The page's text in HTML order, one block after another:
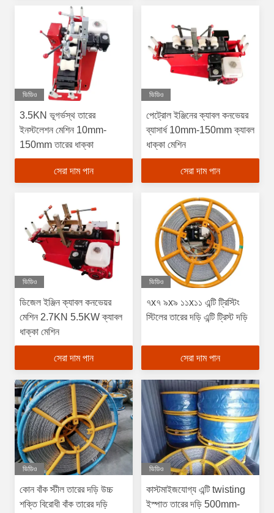
ভিডিও
3.5KN ভূগর্ভস্থ তারের
ইনস্টলেশন মেশিন 10mm-
150mm তারের ধাক্কা
সেরা দাম পান
ভিডিও
পেট্রোল ইঞ্জিনের ক্যাবল কনভেয়র
ব্যাসার্ধ 10mm-150mm ক্যাবল
ধাক্কা মেশিন
সেরা দাম পান
ভিডিও
ডিজেল ইঞ্জিন ক্যাবল কনভেয়র
মেশিন 2.7KN 5.5KW ক্যাবল
ধাক্কা মেশিন
সেরা দাম পান
ভিডিও
৭x৭ ৯x৯ ১১x১১ এন্টি ট্রিস্টিং
স্টিলের তারের দড়ি এন্টি ট্রিস্ট দড়ি
সেরা দাম পান
ভিডিও
কোন বাঁক স্টীল তারের দড়ি উচ্চ
শক্তি বিরোধী বাঁক তারের দড়ি
ভিডিও
কাস্টমাইজযোগ্য এন্টি twisting
ইস্পাত তারের দড়ি 500mm-